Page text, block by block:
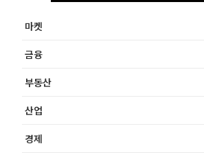
마켓
금융
부동산
산업
경제